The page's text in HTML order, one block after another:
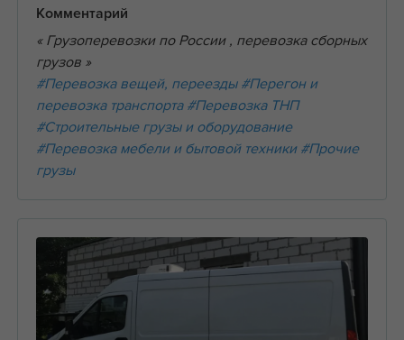
Комментарий
« Грузоперевозки по России , перевозка сборных
грузов »
#Перевозка вещей, переезды #Перегон и
перевозка транспорта #Перевозка ТНП
#Строительные грузы и оборудование
#Перевозка мебели и бытовой техники #Прочие
грузы